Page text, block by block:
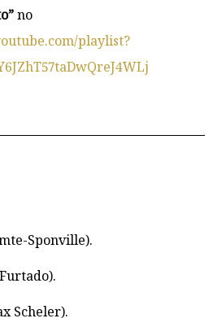
no
playlist?
Sponville).
Scheler).